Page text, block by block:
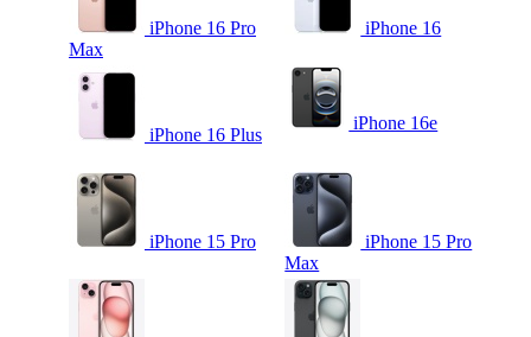
iPhone 16 Pro
Max
iPhone 16
iPhone 16 Plus
iPhone 16e
iPhone 15 Pro
iPhone 15 Pro
Max